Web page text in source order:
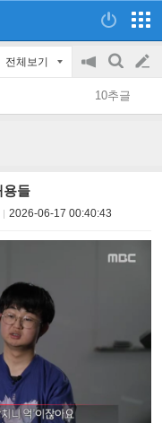
전체보기
공
지
on/off
검
색
글
쓰
10추글
용들
2026-06-17 00:40:43